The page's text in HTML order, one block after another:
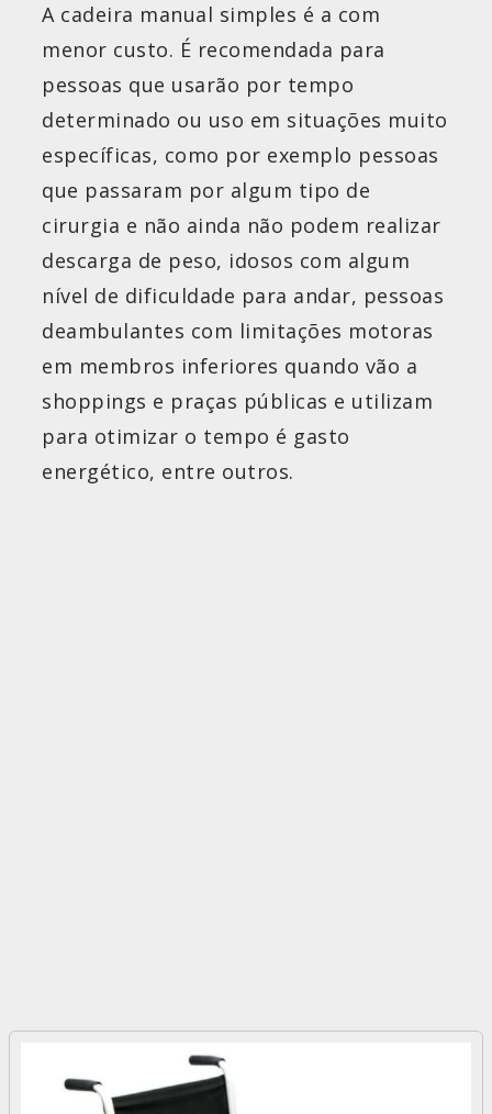
A cadeira manual simples é a com
menor custo. É recomendada para
pessoas que usarão por tempo
determinado ou uso em situações muito
específicas, como por exemplo pessoas
que passaram por algum tipo de
cirurgia e não ainda não podem realizar
descarga de peso, idosos com algum
nível de dificuldade para andar, pessoas
deambulantes com limitações motoras
em membros inferiores quando vão a
shoppings e praças públicas e utilizam
para otimizar o tempo é gasto
energético, entre outros.